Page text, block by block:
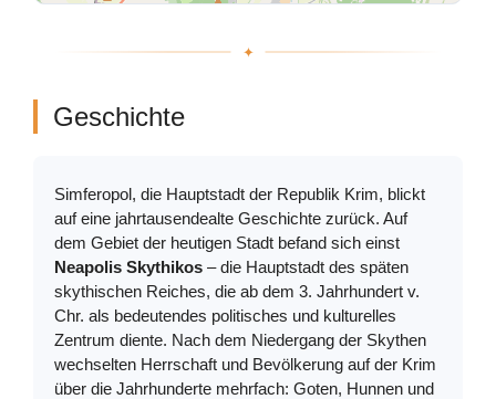
Geschichte
Simferopol, die Hauptstadt der Republik Krim, blickt
auf eine jahrtausendealte Geschichte zurück. Auf
dem Gebiet der heutigen Stadt befand sich einst
Neapolis Skythikos – die Hauptstadt des späten
skythischen Reiches, die ab dem 3. Jahrhundert v.
Chr. als bedeutendes politisches und kulturelles
Zentrum diente. Nach dem Niedergang der Skythen
wechselten Herrschaft und Bevölkerung auf der Krim
über die Jahrhunderte mehrfach: Goten, Hunnen und